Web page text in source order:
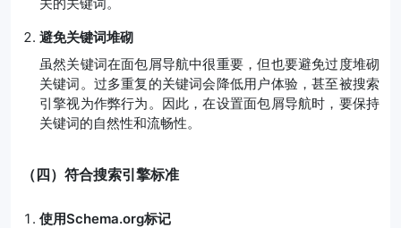
避免关键词堆砌
虽然关键词在面包屑导航中很重要，但也要避免过度堆砌
关键词。过多重复的关键词会降低用户体验，甚至被搜索
引擎视为作弊行为。因此，在设置面包屑导航时，要保持
关键词的自然性和流畅性。
（四）符合搜索引擎标准
使用Schema.org标记